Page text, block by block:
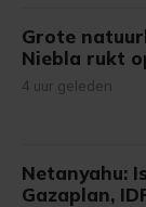
Grote
Niebla rukt
4 uur geleden
Netanyahu:
Gazaplan,